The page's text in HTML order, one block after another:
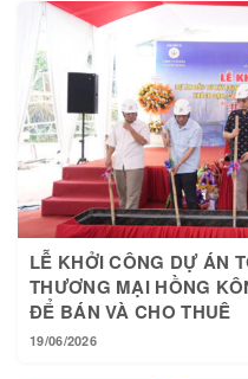
LỄ KHỞI CÔNG DỰ ÁN
THƯƠNG MẠI HỒNG
ĐỂ BÁN VÀ CHO THUÊ
19/06/2026